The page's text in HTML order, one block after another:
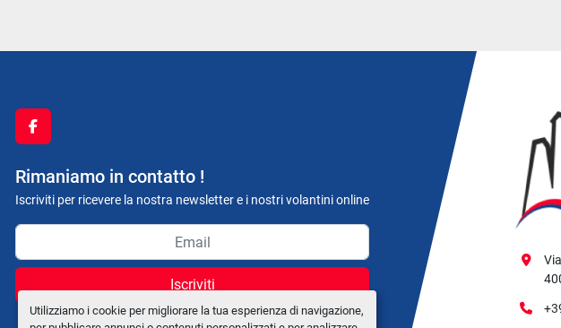
Utilizziamo i cookie per migliorare la tua esperienza di navigazione,
facebook
Rimaniamo in contatto !
Iscriviti per ricevere la nostra newsletter e i nostri volantini online
Iscriviti